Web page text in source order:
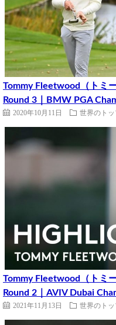
Tommy Fleetwood（トミ
Round 3｜BMW PGA
2020年10月11日 世界のト
Tommy Fleetwood（トミ
Round 2｜AVIV Dubai
2021年11月13日 世界のト